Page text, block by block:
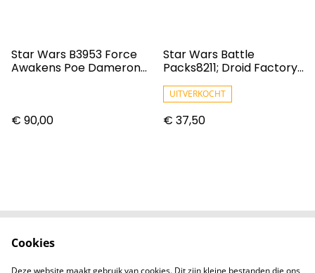
Star Wars B3953 Force
Awakens Poe Dameron
€ 90,00
Star Wars Battle
Packs8211; Droid Factory
UITVERKOCHT
€ 37,50
Privacybeleid
Cookiebeleid
Cookies
Deze website maakt gebruik van cookies. Dit zijn kleine bestanden die ons